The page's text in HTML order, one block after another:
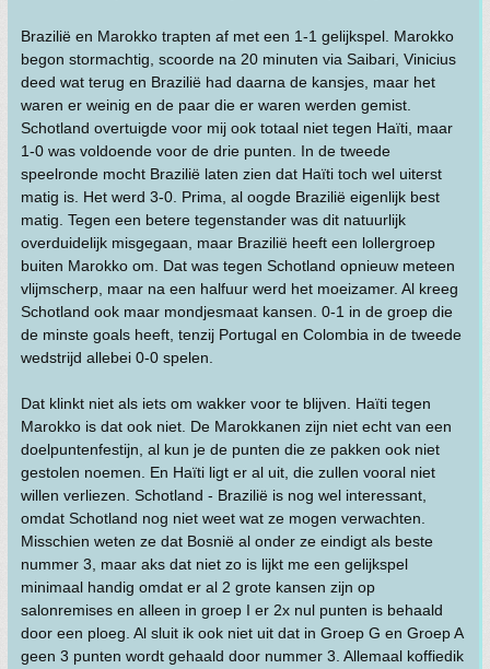
Brazilië en Marokko trapten af met een 1-1 gelijkspel. Marokko
begon stormachtig, scoorde na 20 minuten via Saibari, Vinicius
deed wat terug en Brazilië had daarna de kansjes, maar het
waren er weinig en de paar die er waren werden gemist.
Schotland overtuigde voor mij ook totaal niet tegen Haïti, maar
1-0 was voldoende voor de drie punten. In de tweede
speelronde mocht Brazilië laten zien dat Haïti toch wel uiterst
matig is. Het werd 3-0. Prima, al oogde Brazilië eigenlijk best
matig. Tegen een betere tegenstander was dit natuurlijk
overduidelijk misgegaan, maar Brazilië heeft een lollergroep
buiten Marokko om. Dat was tegen Schotland opnieuw meteen
vlijmscherp, maar na een halfuur werd het moeizamer. Al kreeg
Schotland ook maar mondjesmaat kansen. 0-1 in de groep die
de minste goals heeft, tenzij Portugal en Colombia in de tweede
wedstrijd allebei 0-0 spelen.
Dat klinkt niet als iets om wakker voor te blijven. Haïti tegen
Marokko is dat ook niet. De Marokkanen zijn niet echt van een
doelpuntenfestijn, al kun je de punten die ze pakken ook niet
gestolen noemen. En Haïti ligt er al uit, die zullen vooral niet
willen verliezen. Schotland - Brazilië is nog wel interessant,
omdat Schotland nog niet weet wat ze mogen verwachten.
Misschien weten ze dat Bosnië al onder ze eindigt als beste
nummer 3, maar aks dat niet zo is lijkt me een gelijkspel
minimaal handig omdat er al 2 grote kansen zijn op
salonremises en alleen in groep I er 2x nul punten is behaald
door een ploeg. Al sluit ik ook niet uit dat in Groep G en Groep A
geen 3 punten wordt gehaald door nummer 3. Allemaal koffiedik